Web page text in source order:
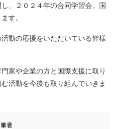
、２０２４年の合同学習会、国
す。
動の応援をいただいている皆様
家や企業の方と国際支援に取り
活動を今後も取り組んでいきま
者